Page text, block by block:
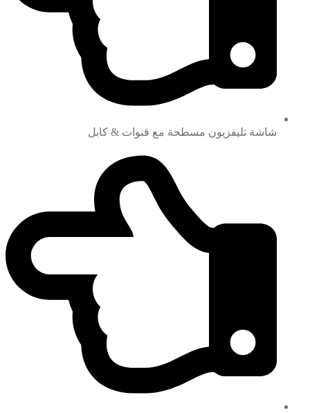
شاشة تليفزيون مسطحة مع قنوات & كابل